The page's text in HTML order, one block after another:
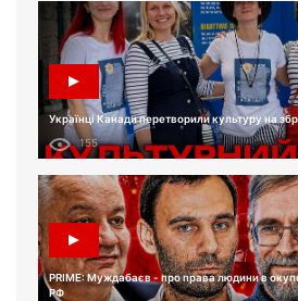
Українці Канади перетворили культуру на
155
PRIME: Муждабаєв - про права людини в
РФ